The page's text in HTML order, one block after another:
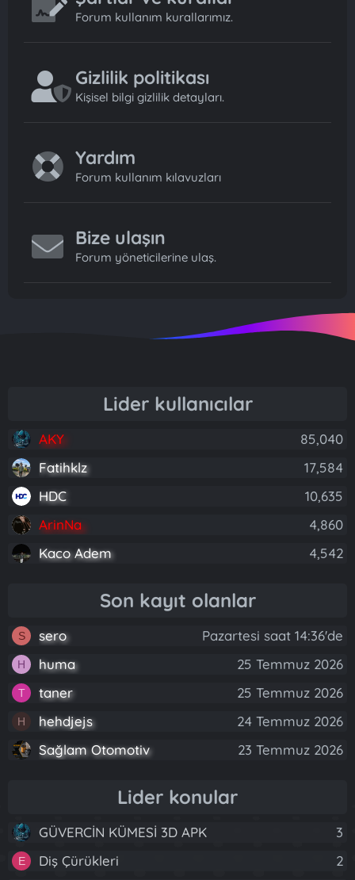
Forum kullanım kurallarımız.
Gizlilik politikası
Kişisel bilgi gizlilik detayları.
Yardım
Forum kullanım kılavuzları
Bize ulaşın
Forum yöneticilerine ulaş.
Lider kullanıcılar
AKY
85,040
Fatihklz
17,584
HDC
10,635
ArinNa
4,860
Kaco Adem
4,542
Son kayıt olanlar
S sero Pazartesi saat 14:36'de
H huma 25 Temmuz 2026
T taner 25 Temmuz 2026
H hehdjejs
24 Temmuz 2026
Sağlam Otomotiv
23 Temmuz 2026
Lider konular
GÜVERCİN KÜMESİ 3D APK 3
E Diş Çürükleri 2